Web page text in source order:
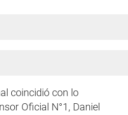
coincidió con lo
Oficial N°1, Daniel